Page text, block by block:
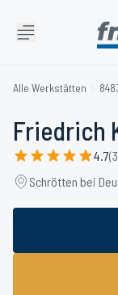
Alle Werkstätten
Friedrich
4.7
Schrötten bei